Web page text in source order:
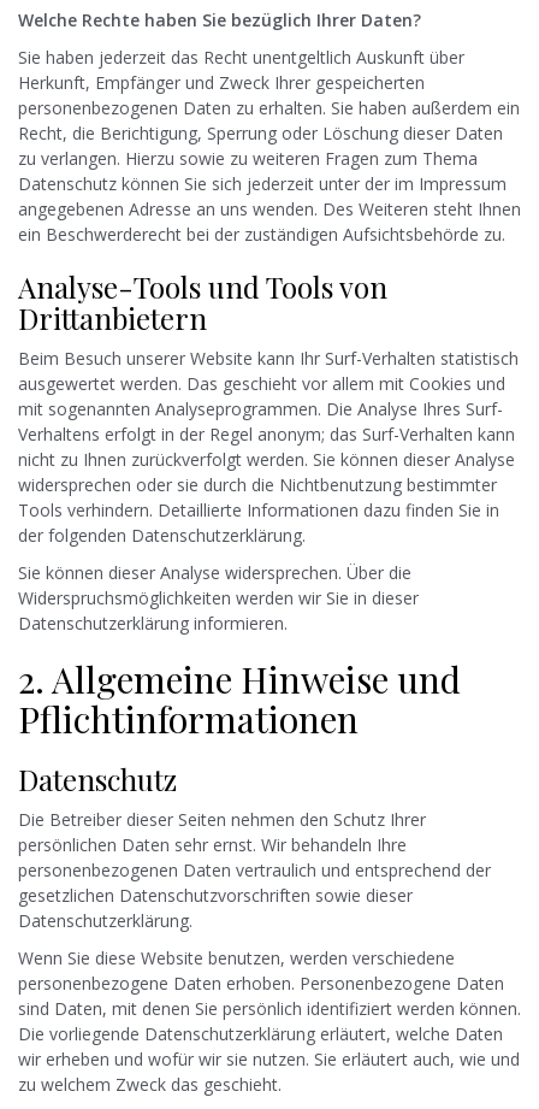
Welche Rechte haben Sie bezüglich Ihrer Daten?
Sie haben jederzeit das Recht unentgeltlich Auskunft über
Herkunft, Empfänger und Zweck Ihrer gespeicherten
personenbezogenen Daten zu erhalten. Sie haben außerdem ein
Recht, die Berichtigung, Sperrung oder Löschung dieser Daten
zu verlangen. Hierzu sowie zu weiteren Fragen zum Thema
Datenschutz können Sie sich jederzeit unter der im Impressum
angegebenen Adresse an uns wenden. Des Weiteren steht Ihnen
ein Beschwerderecht bei der zuständigen Aufsichtsbehörde zu.
Analyse-Tools und Tools von
Drittanbietern
Beim Besuch unserer Website kann Ihr Surf-Verhalten statistisch
ausgewertet werden. Das geschieht vor allem mit Cookies und
mit sogenannten Analyseprogrammen. Die Analyse Ihres Surf-
Verhaltens erfolgt in der Regel anonym; das Surf-Verhalten kann
nicht zu Ihnen zurückverfolgt werden. Sie können dieser Analyse
widersprechen oder sie durch die Nichtbenutzung bestimmter
Tools verhindern. Detaillierte Informationen dazu finden Sie in
der folgenden Datenschutzerklärung.
Sie können dieser Analyse widersprechen. Über die
Widerspruchsmöglichkeiten werden wir Sie in dieser
Datenschutzerklärung informieren.
2. Allgemeine Hinweise und
Pflichtinformationen
Datenschutz
Die Betreiber dieser Seiten nehmen den Schutz Ihrer
persönlichen Daten sehr ernst. Wir behandeln Ihre
personenbezogenen Daten vertraulich und entsprechend der
gesetzlichen Datenschutzvorschriften sowie dieser
Datenschutzerklärung.
Wenn Sie diese Website benutzen, werden verschiedene
personenbezogene Daten erhoben. Personenbezogene Daten
sind Daten, mit denen Sie persönlich identifiziert werden können.
Die vorliegende Datenschutzerklärung erläutert, welche Daten
wir erheben und wofür wir sie nutzen. Sie erläutert auch, wie und
zu welchem Zweck das geschieht.